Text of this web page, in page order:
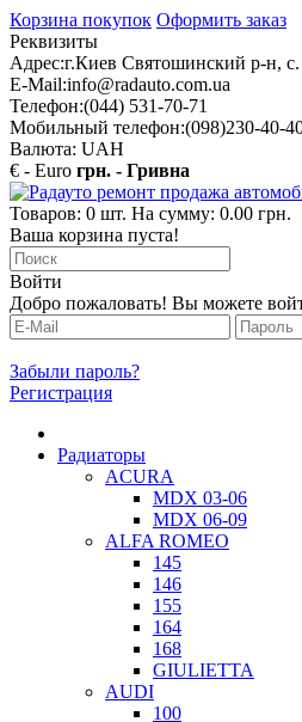
Корзина покупок Оформить заказ
Реквизиты
Адрес:г.Киев Святошинский р-н, с.
E-Mail:info@radauto.com.ua
Телефон:(044) 531-70-71
Мобильный телефон:(098)230-40-
Валюта: UAH
€ - Euro грн. - Гривна
Товаров: 0 шт. На сумму: 0.00 грн.
Ваша корзина пуста!
Войти
Добро пожаловать! Вы можете
Забыли пароль?
Регистрация
Радиаторы
ACURA
MDX 03-06
MDX 06-09
ALFA ROMEO
145
146
155
164
168
GIULIETTA
AUDI
100